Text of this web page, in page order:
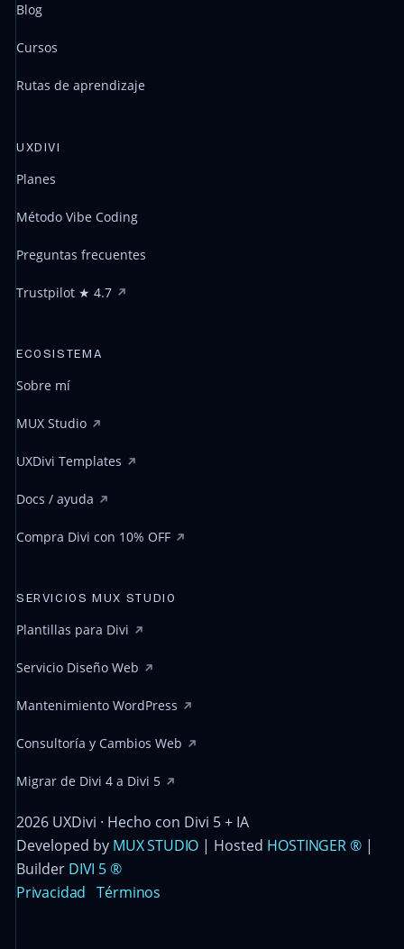
Blog
Cursos
Rutas de aprendizaje
UXDIVI
Planes
Método Vibe Coding
Preguntas frecuentes
Trustpilot ★ 4.7
ECOSISTEMA
Sobre mí
MUX Studio
UXDivi Templates
Docs / ayuda
Compra Divi con 10% OFF
SERVICIOS MUX STUDIO
Plantillas para Divi
Servicio Diseño Web
Mantenimiento WordPress
Consultoría y Cambios Web
Migrar de Divi 4 a Divi 5
2026 UXDivi · Hecho con Divi 5 + IA
Developed by MUX STUDIO | Hosted HOSTINGER ®|
Builder DIVI 5 ®
Privacidad
Términos